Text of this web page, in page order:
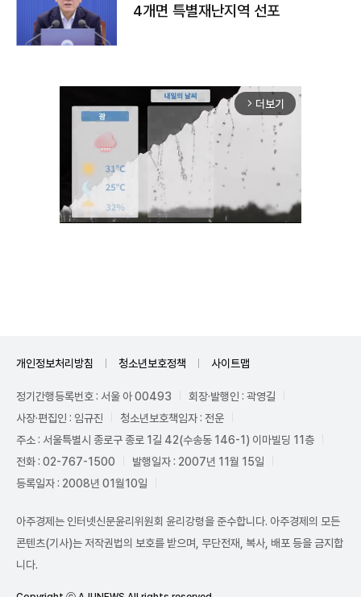
4개면 특별재난지역 선포
arrow_forward_ios 더보기
개인정보처리방침 청소년보호정책 사이트맵
정기간행등록번호 : 서울 아 00493
회장·발행인 : 곽영길
사장·편집인 : 임규진
청소년보호책임자 : 전운
주소 : 서울특별시 종로구 종로 1길 42(수송동 146-1) 이마빌딩 11층
전화 : 02-767-1500
발행일자 : 2007년 11월 15일
등록일자 : 2008년 01월10일
아주경제는 인터넷신문윤리위원회 윤리강령을 준수합니다. 아주경제의 모든
콘텐츠(기사)는 저작권법의 보호를 받으며, 무단전재, 복사, 배포 등을 금지합
니다.